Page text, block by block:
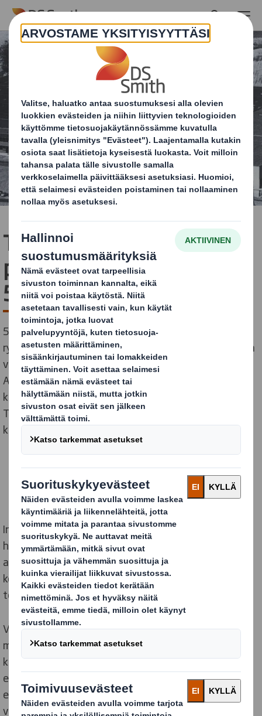
Skip to main content
Tampereen tehdas on
palvellut asiakkaitaan jo
50 vuotta
50 vuotta sitten Tampereen Lielahteen keskelle
rypsipeltoja muutti Suomen ensimmäinen aaltopahvia
valmistanut tehdas Tampereen keskustasta.
Aaltopahvin kysyntä oli kasvanut merkittävästi siitä,
kun sitä aloitettiin tekemään yrityksen toimesta
Tammerkosken partaalla vuonna 1911, eikä kysynnän
kasvun nähty taittuvan. Tilaa tarvittiin lisää.
Investointipäätöksen jälkeen rakentaminen tapahtui
hyvin vauhdikkaasti ja elokuussa 1971 tehtaan
aaltopahvikoneesta saatiin pahvia ensimmäisen
kerran, ja ensimmäiset asiakastuotteet tehdas
toimitti 14.syyskuuta 1971.
Valmistuessaan tehdas oli Euroopan suurin ja
modernein aaltopahvitehdas. Yhä edelleen 50 vuoden
kuluttua tehtaan virtaavuus ja toimivuus on
erinomainen – ja mikä tärkeintä, sen kyky palvella
erityisesti kotimaista pakkaavaa teollisuutta,
vähittäiskauppaa ja alati kasvavaa verkkokauppaa on